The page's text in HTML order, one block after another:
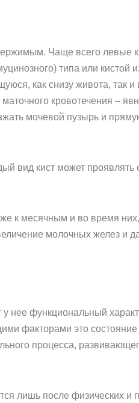
Чаще всего левые
типа или кистой
как снизу живота, так и
кровотечения –
мочевой пузырь и
вид кист может
к месячным и во время
молочных желез и
у нее функциональный
факторами это состояние
процесса,
лишь после физических и